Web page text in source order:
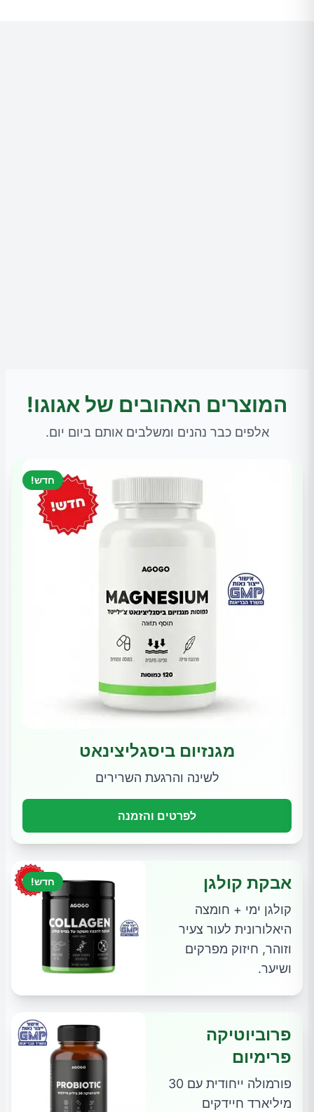
המוצרים האהובים של אגוגו!
אלפים כבר נהנים ומשלבים אותם ביום יום.
חדש!
מגנזיום ביסגליצינאט
לשינה והרגעת השרירים
לפרטים והזמנה
חדש! אבקת קולגן
קולגן ימי + חומצה
היאלורונית לעור צעיר
וזוהר, חיזוק מפרקים
ושיער.
פרוביוטיקה
פרימיום
פורמולה ייחודית עם 30
מיליארד חיידקים